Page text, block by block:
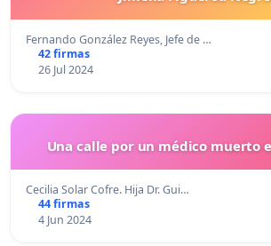
Fernando González Reyes, Jefe de …
42 firmas
26 Jul 2024
Una calle por un médico muerto
Cecilia Solar Cofre. Hija Dr. Gui…
44 firmas
4 Jun 2024